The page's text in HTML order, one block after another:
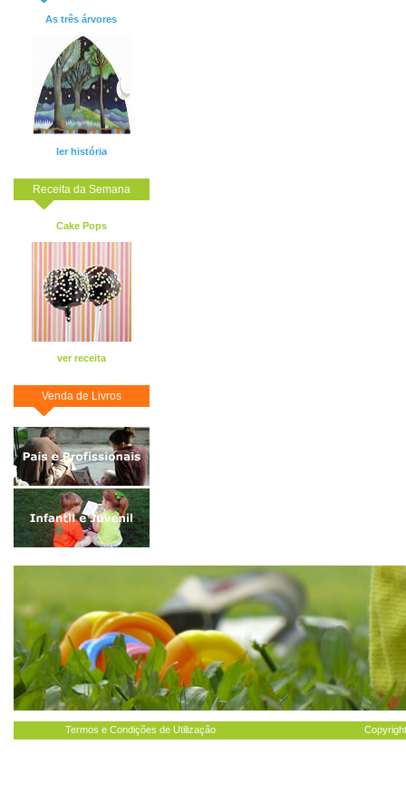
As três árvores
ler história
Receita da Semana
Cake Pops
ver receita
Venda de Livros
Termos e Condições de Utilização